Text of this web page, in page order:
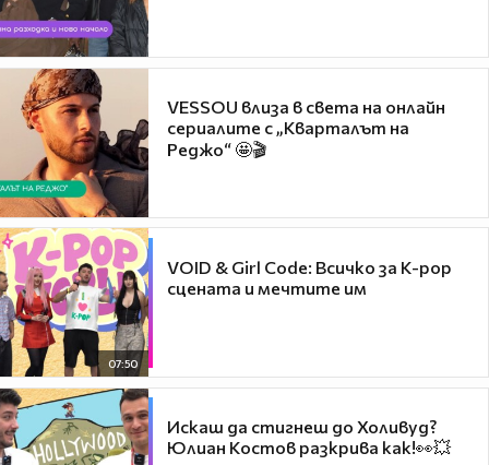
VESSOU влиза в света на онлайн
сериалите с „Кварталът на
Реджо“ 🤩🎬
07:50
VOID & Girl Code: Всичко за K-pop
сцената и мечтите им
Искаш да стигнеш до Холивуд?
Юлиан Костов разкрива как!👀💥